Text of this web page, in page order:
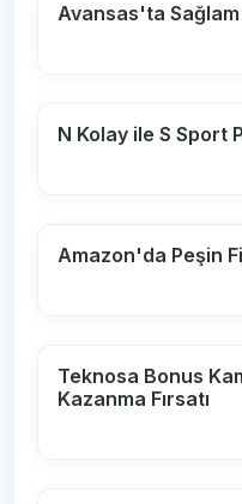
Avansas'ta Sağlam
N Kolay ile S Sport
Amazon'da Peşin
Teknosa Bonus
Kazanma Fırsatı